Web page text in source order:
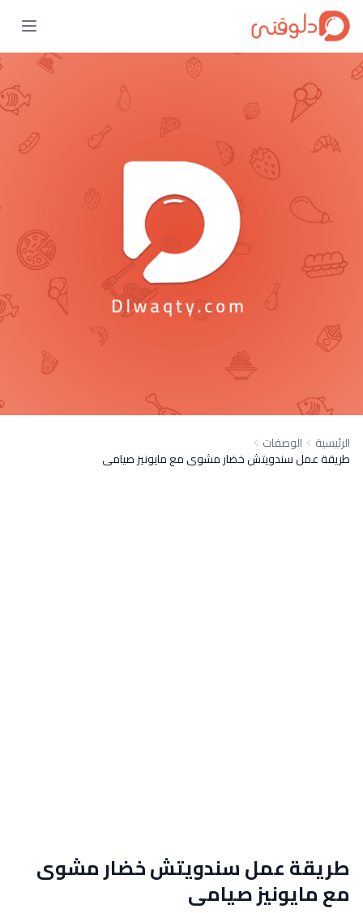
الرئيسية الوصفات
طريقة عمل سندويتش خضار مشوى مع مايونيز صيامى
طريقة عمل سندويتش خضار مشوى
مع مايونيز صيامى